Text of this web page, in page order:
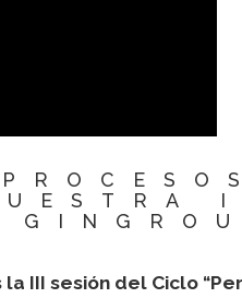
III sesión del Ciclo